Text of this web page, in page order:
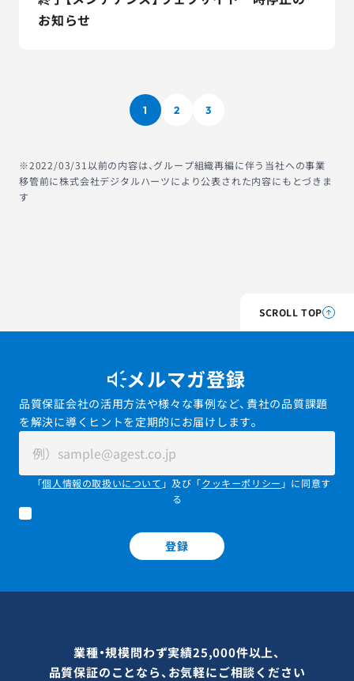
お知らせ
1 2 3
※2022/03/31以前の内容は、グループ組織再編に伴う当社への事業
移管前に株式会社デジタルハーツにより公表された内容にもとづきま
す
SCROLL TOP
メルマガ登録
品質保証会社の活用方法や様々な事例など、貴社の品質課題
を解決に導くヒントを定期的にお届けします。
「個人情報の取扱いについて 」及び「クッキーポリシー 」に同意す
る
登録
業種・規模問わず実績25,000件以上、
品質保証のことなら、お気軽にご相談ください